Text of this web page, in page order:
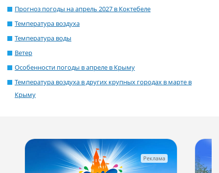
Прогноз погоды на апрель 2027 в Коктебеле
Температура воздуха
Температура воды
Ветер
Особенности погоды в апреле в Крыму
Температура воздуха в других крупных городах в марте в
Крыму
Реклама